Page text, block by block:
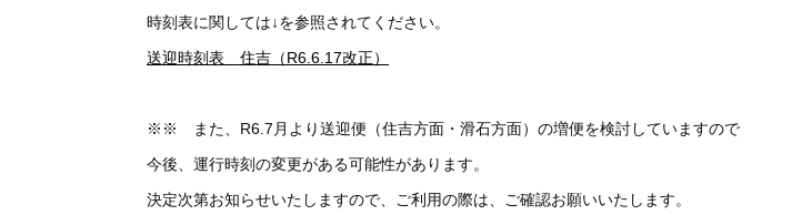
時刻表に関しては↓を参照されてください。
送迎時刻表 住吉（R6.6.17改正）
※※ また、R6.7月より送迎便（住吉方面・滑石方面）の増便を検討していますので
今後、運行時刻の変更がある可能性があります。
決定次第お知らせいたしますので、ご利用の際は、ご確認お願いいたします。